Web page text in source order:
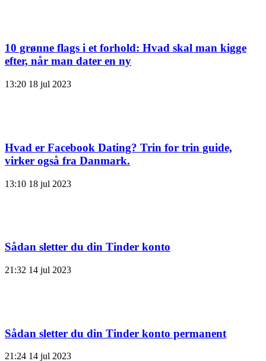
10 grønne flags i et forhold: Hvad skal man kigge
efter, når man dater en ny
13:20 18 jul 2023
Hvad er Facebook Dating? Trin for trin guide,
virker også fra Danmark.
13:10 18 jul 2023
Sådan sletter du din Tinder konto
21:32 14 jul 2023
Sådan sletter du din Tinder konto permanent
21:24 14 jul 2023